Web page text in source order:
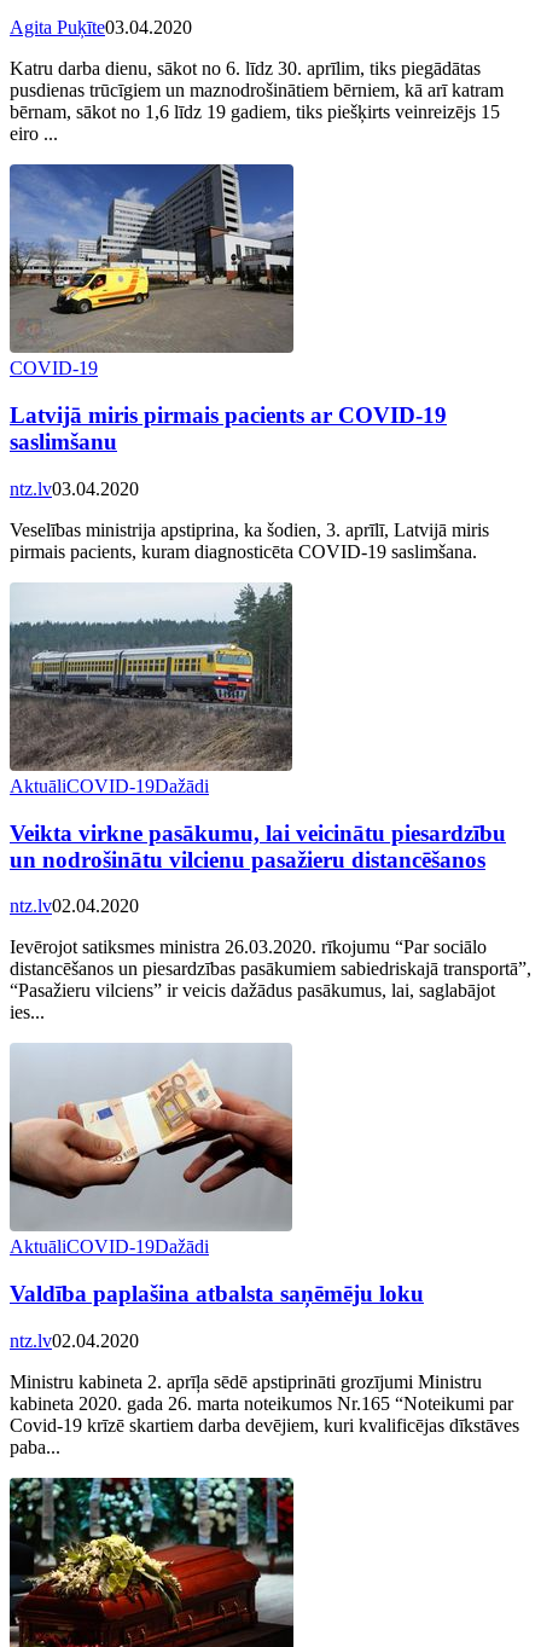
Agita Puķīte03.04.2020
Katru darba dienu, sākot no 6. līdz 30. aprīlim, tiks piegādātas
pusdienas trūcīgiem un maznodrošinātiem bērniem, kā arī katram
bērnam, sākot no 1,6 līdz 19 gadiem, tiks piešķirts veinreizējs 15
eiro ...
COVID-19
Latvijā miris pirmais pacients ar COVID-19
saslimšanu
ntz.lv03.04.2020
Veselības ministrija apstiprina, ka šodien, 3. aprīlī, Latvijā miris
pirmais pacients, kuram diagnosticēta COVID-19 saslimšana.
AktuāliCOVID-19Dažādi
Veikta virkne pasākumu, lai veicinātu piesardzību
un nodrošinātu vilcienu pasažieru distancēšanos
ntz.lv02.04.2020
Ievērojot satiksmes ministra 26.03.2020. rīkojumu “Par sociālo
distancēšanos un piesardzības pasākumiem sabiedriskajā transportā”,
“Pasažieru vilciens” ir veicis dažādus pasākumus, lai, saglabājot
ies...
AktuāliCOVID-19Dažādi
Valdība paplašina atbalsta saņēmēju loku
ntz.lv02.04.2020
Ministru kabineta 2. aprīļa sēdē apstiprināti grozījumi Ministru
kabineta 2020. gada 26. marta noteikumos Nr.165 “Noteikumi par
Covid-19 krīzē skartiem darba devējiem, kuri kvalificējas dīkstāves
paba...